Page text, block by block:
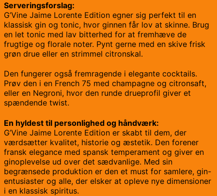
Serveringsforslag:
G’Vine Jaime Lorente Edition egner sig perfekt til en
klassisk gin og tonic, hvor ginnen får lov at skinne. Brug
en let tonic med lav bitterhed for at fremhæve de
frugtige og florale noter. Pynt gerne med en skive frisk
grøn drue eller en strimmel citronskal.
Den fungerer også fremragende i elegante cocktails.
Prøv den i en French 75 med champagne og citronsaft,
eller en Negroni, hvor den runde drueprofil giver et
spændende twist.
En hyldest til personlighed og håndværk:
G’Vine Jaime Lorente Edition er skabt til dem, der
værdsætter kvalitet, historie og æstetik. Den forener
fransk elegance med spansk temperament og giver en
ginoplevelse ud over det sædvanlige. Med sin
begrænsede produktion er den et must for samlere, gin-
entusiaster og alle, der elsker at opleve nye dimensioner
i en klassisk spiritus.